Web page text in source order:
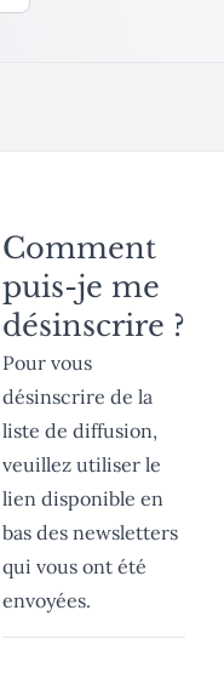
Comment
puis-je me
désinscrire ?
Pour vous
désinscrire de la
liste de diffusion,
veuillez utiliser le
lien disponible en
bas des newsletters
qui vous ont été
envoyées.